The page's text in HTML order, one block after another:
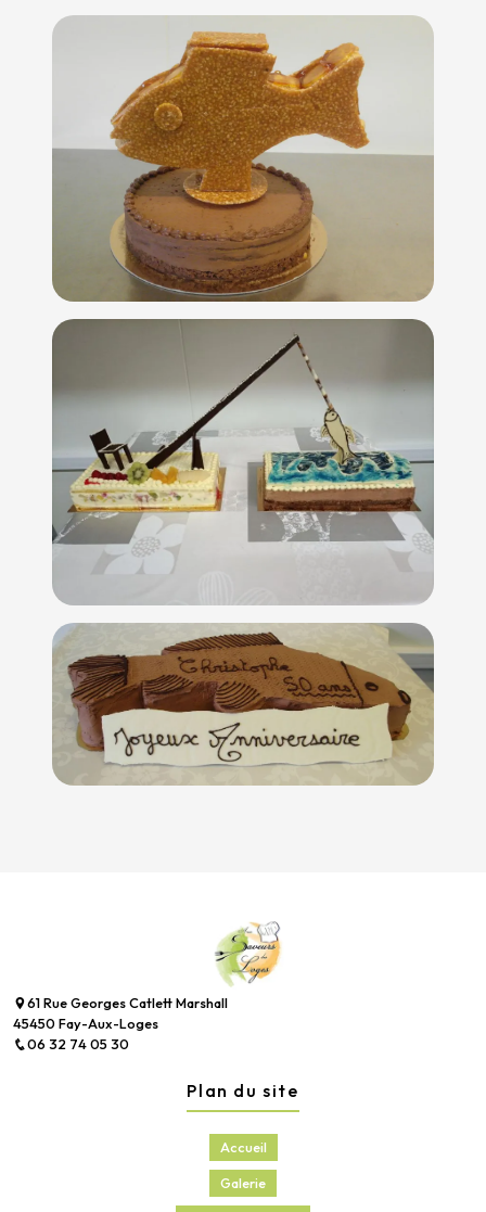
61 Rue Georges Catlett Marshall
45450 Fay-Aux-Loges
06 32 74 05 30
Plan du site
Accueil
Galerie